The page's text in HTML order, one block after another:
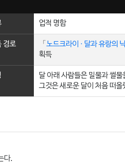
업적 명함
경로 「노드크라이 · 달과 유랑의
획득
달 아래 사람들은 밀물과 썰물
그것은 새로운 달이 처음 떠
다.